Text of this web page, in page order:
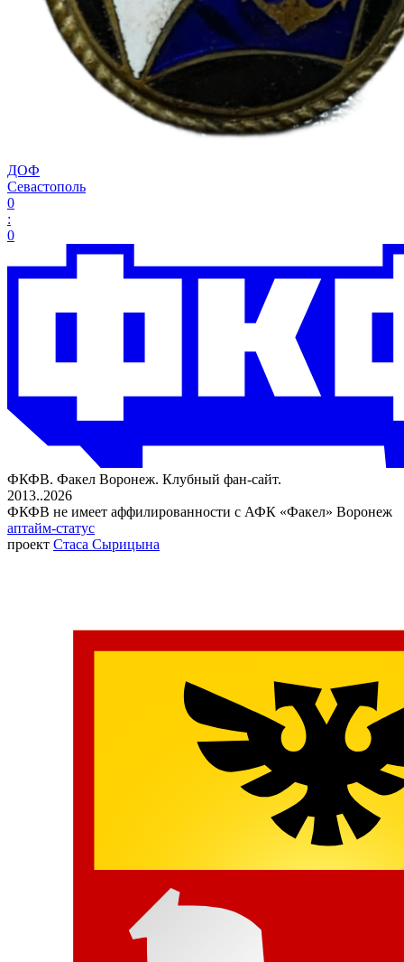
ДОФ
Севастополь
0
:
0
ФКФВ. Факел Воронеж. Клубный фан-сайт.
2013..2026
ФКФВ не имеет аффилированности с АФК «Факел» Воронеж
аптайм-статус
проект Стаса Сырицына